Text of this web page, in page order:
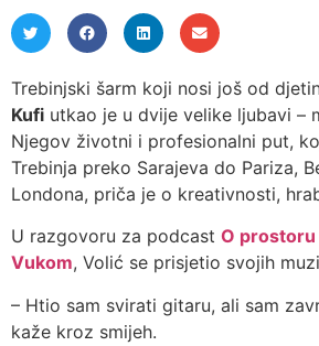
Trebinjski šarm koji nosi još od
Kufi utkao je u dvije velike ljubavi –
Njegov životni i profesionalni put,
Trebinja preko Sarajeva do Pariza,
Londona, priča je o kreativnosti,
U razgovoru za podcast O prostoru
Vukom, Volić se prisjetio svojih
– Htio sam svirati gitaru, ali sam
kaže kroz smijeh.